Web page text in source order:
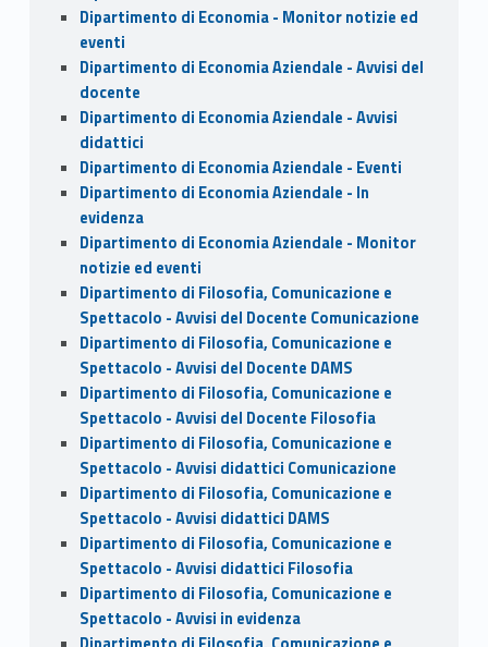
Dipartimento di Economia - Monitor notizie ed
eventi
Dipartimento di Economia Aziendale - Avvisi del
docente
Dipartimento di Economia Aziendale - Avvisi
didattici
Dipartimento di Economia Aziendale - Eventi
Dipartimento di Economia Aziendale - In
evidenza
Dipartimento di Economia Aziendale - Monitor
notizie ed eventi
Dipartimento di Filosofia, Comunicazione e
Spettacolo - Avvisi del Docente Comunicazione
Dipartimento di Filosofia, Comunicazione e
Spettacolo - Avvisi del Docente DAMS
Dipartimento di Filosofia, Comunicazione e
Spettacolo - Avvisi del Docente Filosofia
Dipartimento di Filosofia, Comunicazione e
Spettacolo - Avvisi didattici Comunicazione
Dipartimento di Filosofia, Comunicazione e
Spettacolo - Avvisi didattici DAMS
Dipartimento di Filosofia, Comunicazione e
Spettacolo - Avvisi didattici Filosofia
Dipartimento di Filosofia, Comunicazione e
Spettacolo - Avvisi in evidenza